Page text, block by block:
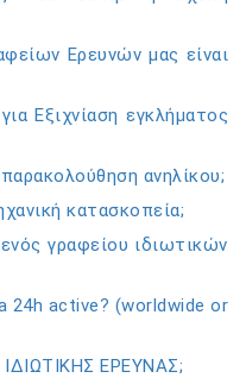
Ερευνών μας είναι
Εξιχνίαση εγκλήματος
ανηλίκου;
κατασκοπεία;
γραφείου ιδιωτικών
24h active? (worldwide or
ΕΡΕΥΝΑΣ;